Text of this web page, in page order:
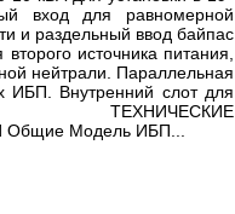
вход для равномерной
и раздельный ввод байпас
источника питания,
нейтрали. Параллельная
ИБП. Внутренний слот для
ТЕХНИЧЕСКИЕ
Модель ИБП...